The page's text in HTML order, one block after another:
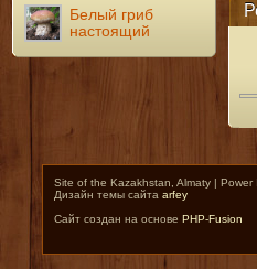
Белый гриб
настоящий
Site of the Kazakhstan, Almaty | Power
Дизайн темы сайта arfey
Сайт создан на основе PHP-Fusion